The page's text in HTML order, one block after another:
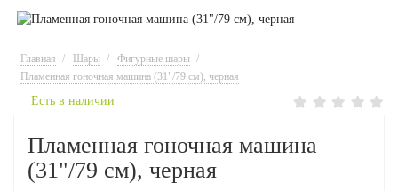
Главная Шары
Фигурные шары
Пламенная гоночная машина (31"/79 см), черная
Есть в наличии
Пламенная гоночная машина
(31"/79 см), черная